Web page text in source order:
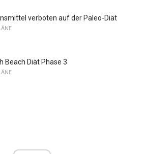
verboten auf der Paleo-Diät
Beach Diät Phase 3